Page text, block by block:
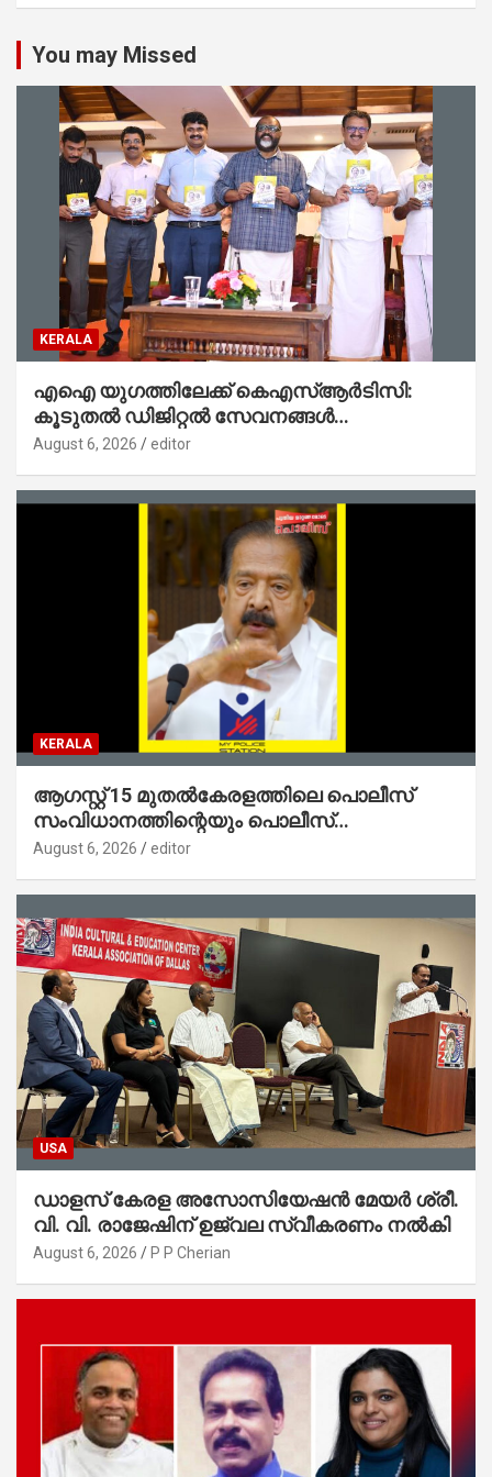
You may Missed
KERALA
എഐ യുഗത്തിലേക്ക് കെഎസ്ആർടിസി:
കൂടുതൽ ഡിജിറ്റൽ സേവനങ്ങൾ
ജനങ്ങളിലേക്കെത്തിക്കും – മന്ത്രി സി പി
August 6, 2026 editor
KERALA
ആഗസ്റ്റ് 15 മുതല്‍കേരളത്തിലെ പൊലീസ്
സംവിധാനത്തിന്റെയും പൊലീസ്
സ്റ്റേഷനുകളുടെയും മുഖഛായ മാറുകയാണ് :
August 6, 2026 editor
USA
ഡാളസ് കേരള അസോസിയേഷൻ മേയർ ശ്രീ.
വി. വി. രാജേഷിന് ഉജ്വല സ്വീകരണം നൽകി
August 6, 2026 P P Cherian